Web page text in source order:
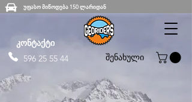
უფასო მიწოდება 150 ლარიდან
კონტაქტი
596 25 55 44
შენახული